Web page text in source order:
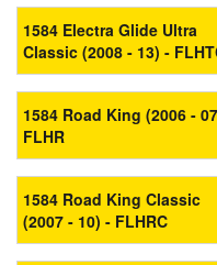
1584 Electra Glide Ultra
Classic (2008 - 13) -
1584 Road King (2006 -
FLHR
1584 Road King Classic
(2007 - 10) - FLHRC